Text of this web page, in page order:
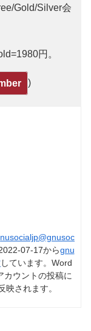
Gold/Silver会
円。
)
07-17からgnu
しています。Word
カウントの投稿に
されます。